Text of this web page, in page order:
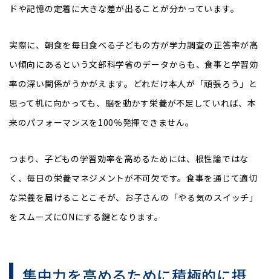
ドや記憶の定着に大きな差が出ることが分かっています。
実際に、朝食を毎日食べる子どもの方が学力調査の正答率が高
い傾向にあるという文部科学省のデータからも、食事と学習効
率の深い関係がうかがえます。どれだけ本人が「頑張ろう」と
思って机に向かっても、脳を動かす栄養が不足していれば、本
来のパフォーマンスを100％発揮できません。
つまり、子どもの学習効率を高めるためには、根性論ではな
く、毎日の栄養マネジメントが不可欠です。食事を通じて適切
な栄養を届けることこそが、お子さんの「やる気のスイッチ」
をスムーズにONにする鍵となります。